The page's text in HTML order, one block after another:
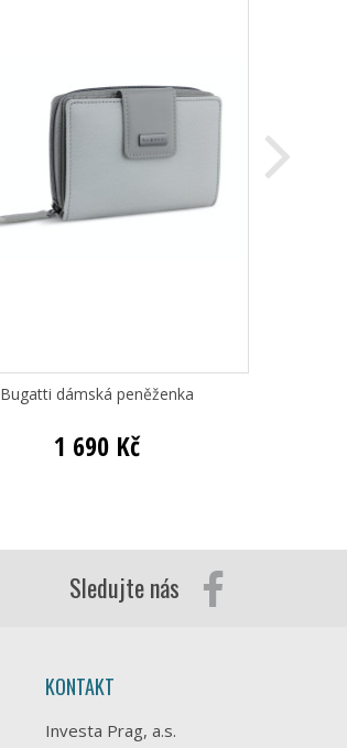
Bugatti dámská peněženka
1 690 Kč
Sledujte nás
KONTAKT
Investa Prag, a.s.